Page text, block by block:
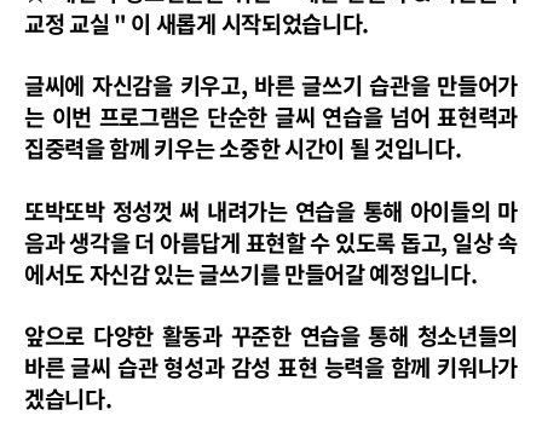
교정 교실 " 이 새롭게 시작되었습니다.
글씨에 자신감을 키우고, 바른 글쓰기 습관을 만들어가
는 이번 프로그램은 단순한 글씨 연습을 넘어 표현력과
집중력을 함께 키우는 소중한 시간이 될 것입니다.
또박또박 정성껏 써 내려가는 연습을 통해 아이들의 마
음과 생각을 더 아름답게 표현할 수 있도록 돕고, 일상 속
에서도 자신감 있는 글쓰기를 만들어갈 예정입니다.
앞으로 다양한 활동과 꾸준한 연습을 통해 청소년들의
바른 글씨 습관 형성과 감성 표현 능력을 함께 키워나가
겠습니다.